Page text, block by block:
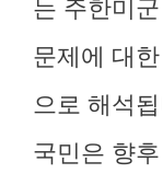
는 주한미
문제에 대
으로 해석
국민은 향